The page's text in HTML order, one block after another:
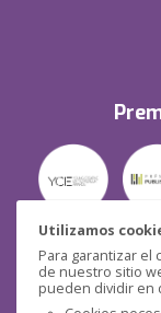
Utilizamos
Para garantizar el
de nuestro sitio
pueden dividir en